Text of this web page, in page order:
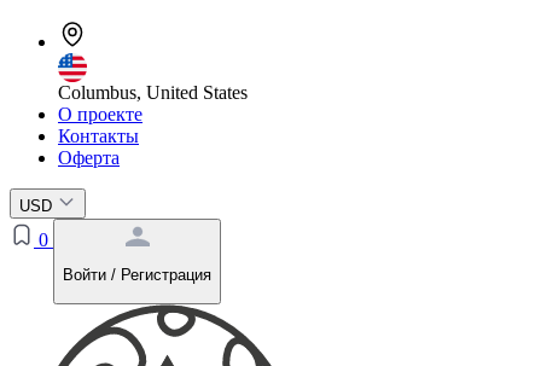
Columbus, United States
О проекте
Контакты
Оферта
USD
0
Войти / Регистрация